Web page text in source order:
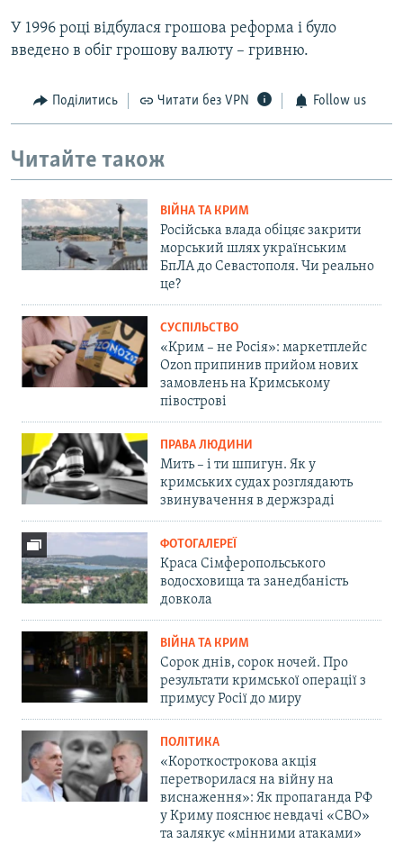
У 1996 році відбулася грошова реформа і було
введено в обіг грошову валюту – гривню.
Поділитись Читати без VPN Follow us
Читайте також
ВІЙНА ТА КРИМ
Російська влада обіцяє закрити
морський шлях українським
БпЛА до Севастополя. Чи реально
це?
СУСПІЛЬСТВО
«Крим – не Росія»: маркетплейс
Ozon припинив прийом нових
замовлень на Кримському
півострові
ПРАВА ЛЮДИНИ
Мить – і ти шпигун. Як у
кримських судах розглядають
звинувачення в держзраді
ФОТОГАЛЕРЕЇ
Краса Сімферопольського
водосховища та занедбаність
довкола
ВІЙНА ТА КРИМ
Сорок днів, сорок ночей. Про
результати кримської операції з
примусу Росії до миру
ПОЛІТИКА
«Короткострокова акція
перетворилася на війну на
виснаження»: Як пропаганда РФ
у Криму пояснює невдачі «СВО»
та залякує «мінними атаками»